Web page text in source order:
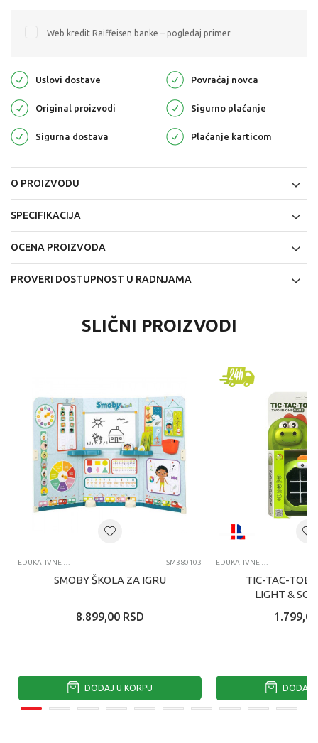
Web kredit Raiffeisen banke – pogledaj primer
Uslovi dostave Povraćaj novca
Original proizvodi Sigurno plaćanje
Sigurna dostava Plaćanje karticom
O PROIZVODU
SPECIFIKACIJA
OCENA PROIZVODA
PROVERI DOSTUPNOST U RADNJAMA
SLIČNI PROIZVODI
SM380103
SMOBY ŠKOLA ZA IGRU
8.899,00 RSD
DODAJ U KORPU
TIC-TAC-TOE
LIGHT &
1.799,00
DODAJ